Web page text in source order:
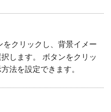
をクリックし、背景イメー
します。 ボタンをクリッ
法を設定できます。